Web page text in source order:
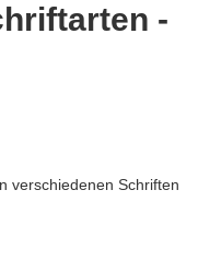
-
verschiedenen Schriften